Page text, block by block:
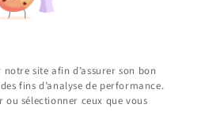
site afin d’assurer son bon
fins d’analyse de performance.
ou sélectionner ceux que vous
France | EUR €